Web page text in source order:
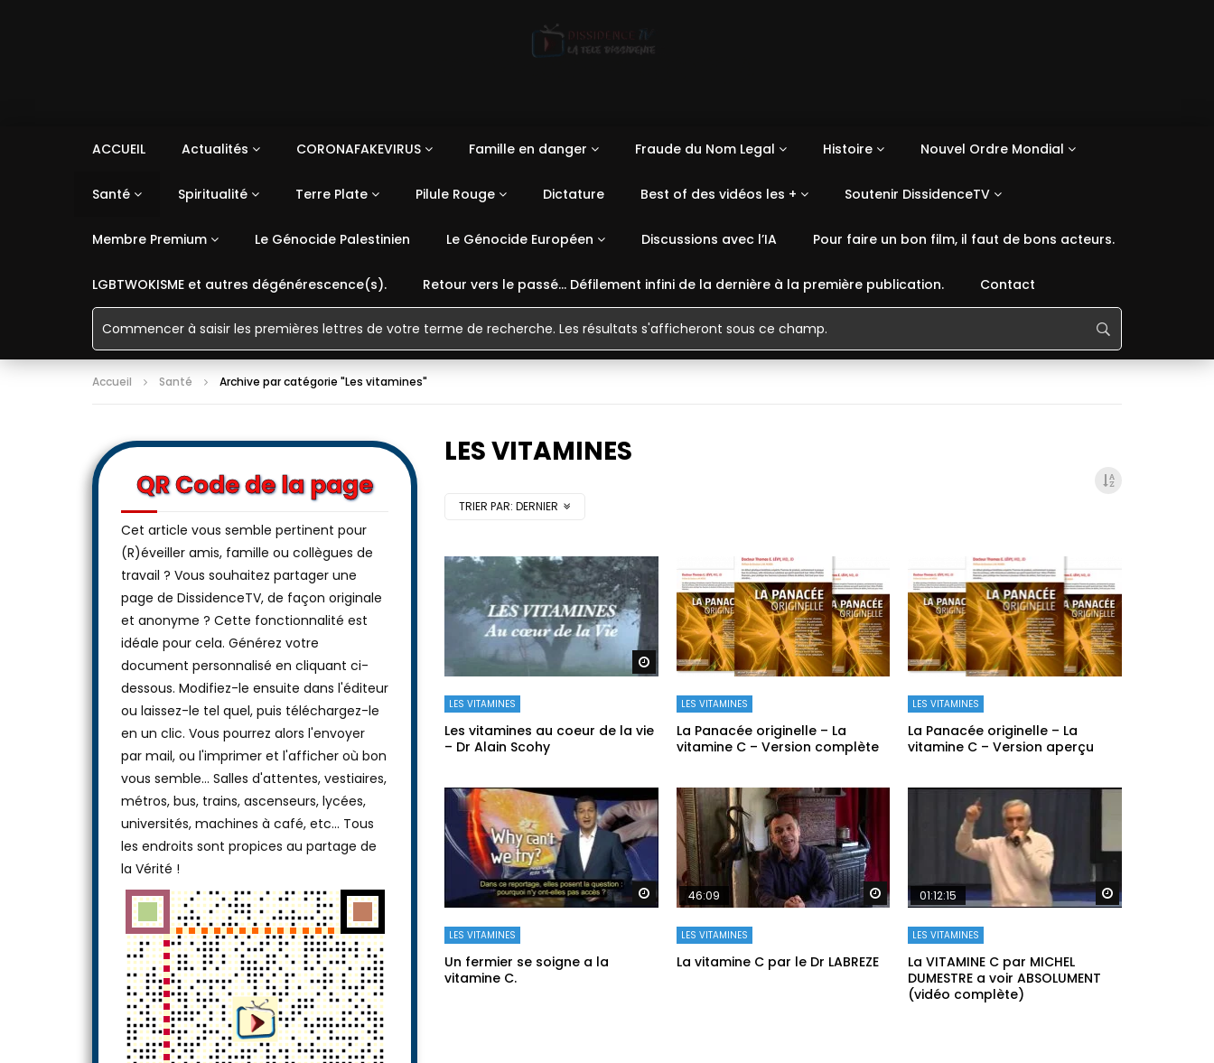
ACCUEIL Actualités CORONAFAKEVIRUS Famille en danger Fraude du Nom Legal Histoire Nouvel Ordre Mondial
Santé Spiritualité Terre Plate Pilule Rouge Dictature Best of des vidéos les + Soutenir DissidenceTV
Membre Premium Le Génocide Palestinien Le Génocide Européen Discussions avec l’IA Pour faire un bon film, il faut de bons acteurs.
LGBTWOKISME et autres dégénérescence(s). Retour vers le passé… Défilement infini de la dernière à la première publication. Contact
Accueil Santé Archive par catégorie "Les vitamines"
LES VITAMINES
TRIER PAR: DERNIER
Regarder plus tard
LES VITAMINES
Les vitamines au coeur de la vie
– Dr Alain Scohy
LES VITAMINES
La Panacée originelle – La
vitamine C – Version complète
LES VITAMINES
La Panacée originelle – La
vitamine C – Version aperçu
Regarder plus tard
LES VITAMINES
Un fermier se soigne a la
vitamine C.
Regarder plus tard
46:09
LES VITAMINES
La vitamine C par le Dr LABREZE
Regarder plus
01:12:15
LES VITAMINES
La VITAMINE C par MICHEL
DUMESTRE a voir ABSOLUMENT
(vidéo complète)
QR Code de la page
Cet article vous semble pertinent pour
(R)éveiller amis, famille ou collègues de
travail ? Vous souhaitez partager une
page de DissidenceTV, de façon originale
et anonyme ? Cette fonctionnalité est
idéale pour cela. Générez votre
document personnalisé en cliquant ci-
dessous. Modifiez-le ensuite dans l'éditeur
ou laissez-le tel quel, puis téléchargez-le
en un clic. Vous pourrez alors l'envoyer
par mail, ou l'imprimer et l'afficher où bon
vous semble… Salles d'attentes, vestiaires,
métros, bus, trains, ascenseurs, lycées,
universités, machines à café, etc... Tous
les endroits sont propices au partage de
la Vérité !